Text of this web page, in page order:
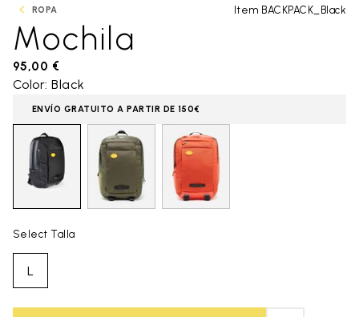
ROPA Item BACKPACK_Black
Mochila
95,00 €
Color: Black
ENVÍO GRATUITO A PARTIR DE 150€
Select Talla
L